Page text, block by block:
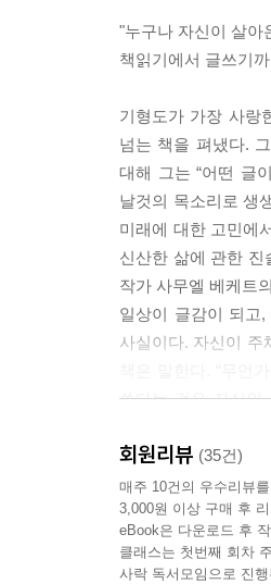
어진 햇빛이라든가
든 사물들은 그 안에
문학은 감동을 통해
대한 인식의 지평을
우리를 윤리적 인간
당신이 무엇을 아느
과 관련이 있다. 당
말하는 것이다. 글쓰
책은 인생의 전기(
--- p.321
"누구나 자신이 살아
책읽기에서 글쓰기
기형도가 가장 사랑
넘는 책을 펴냈다.
대해 그는 “어떤 글
날것의 목소리로 생
미래에 대한 고민에
신산한 삶에 관한
작가 사무엘 베케트
일상이 글감이 되고
사실이다. 자신이 주
쓴다는 것은 자신의
아예 시도조차 하지
문장 노동자 장석주
끝까지 포기하지 않
회원리뷰 (35건)
매주 10건의 우수리뷰
3,000원 이상 구매 후
eBook은 다운로드 후
클래스는 첫번째 회차
사락 독서모임으로 진